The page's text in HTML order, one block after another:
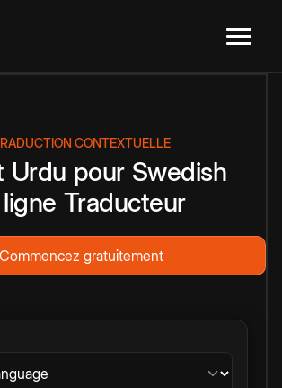
CONTEXTUELLE
Urdu pour Swedish
ligne Traducteur
Commencez gratuitement